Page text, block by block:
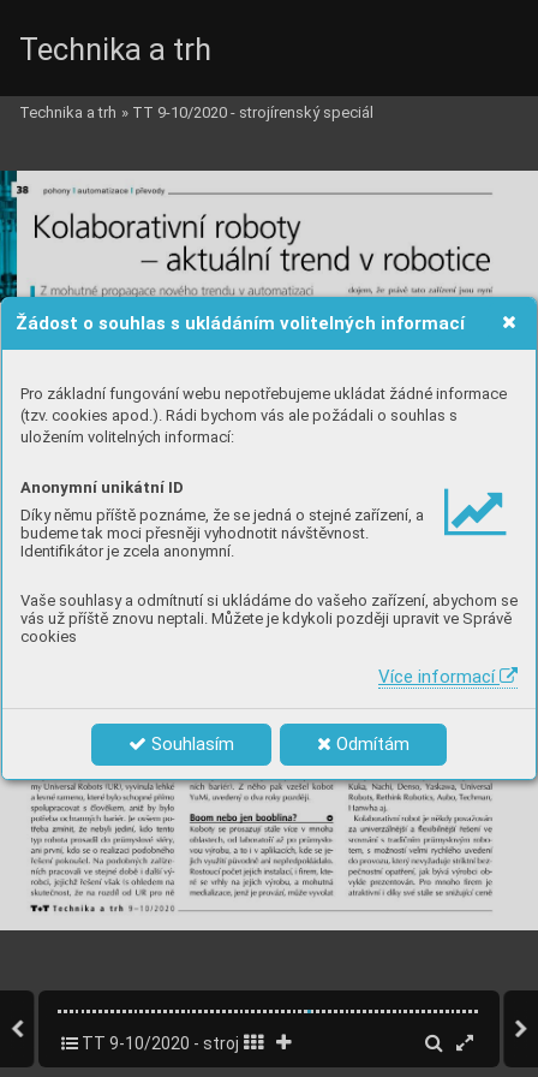
Žádost o souhlas s ukládáním volitelných informací
Pro základní fungování webu nepotřebujeme ukládat žádné informace
(tzv. cookies apod.). Rádi bychom vás ale požádali o souhlas s
uložením volitelných informací:
Anonymní unikátní ID
Díky němu příště poznáme, že se jedná o stejné zařízení, a
budeme tak moci přesněji vyhodnotit návštěvnost.
Identifikátor je zcela anonymní.
Vaše souhlasy a odmítnutí si ukládáme do vašeho zařízení, abychom se
vás už příště znovu neptali. Můžete je kdykoli později upravit ve Správě
cookies
Více informací
Souhlasím Odmítám
Technika a trh
Technika a trh » TT 9-10/2020 - strojírenský speciál
TT 9-10/2020 - strojírenský speciál